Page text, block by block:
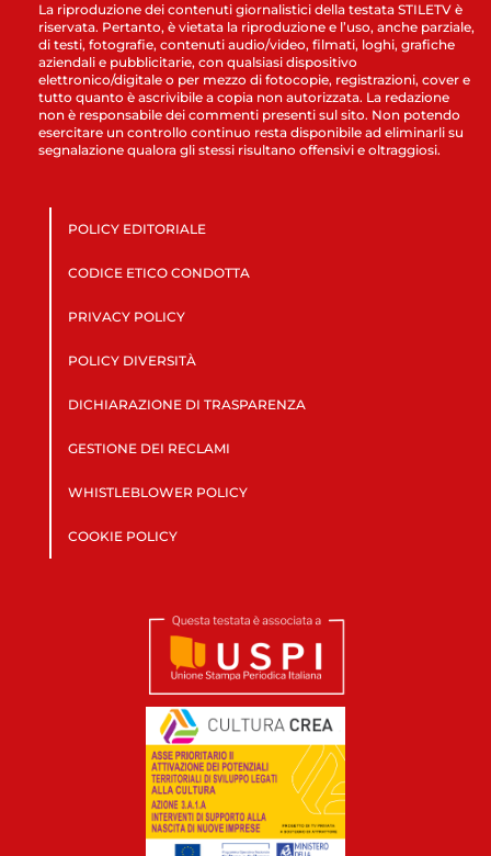
La riproduzione dei contenuti giornalistici della testata STILETV è
riservata. Pertanto, è vietata la riproduzione e l’uso, anche parziale,
di testi, fotografie, contenuti audio/video, filmati, loghi, grafiche
aziendali e pubblicitarie, con qualsiasi dispositivo
elettronico/digitale o per mezzo di fotocopie, registrazioni, cover e
tutto quanto è ascrivibile a copia non autorizzata. La redazione
non è responsabile dei commenti presenti sul sito. Non potendo
esercitare un controllo continuo resta disponibile ad eliminarli su
segnalazione qualora gli stessi risultano offensivi e oltraggiosi.
POLICY EDITORIALE
CODICE ETICO CONDOTTA
PRIVACY POLICY
POLICY DIVERSITÀ
DICHIARAZIONE DI TRASPARENZA
GESTIONE DEI RECLAMI
WHISTLEBLOWER POLICY
COOKIE POLICY